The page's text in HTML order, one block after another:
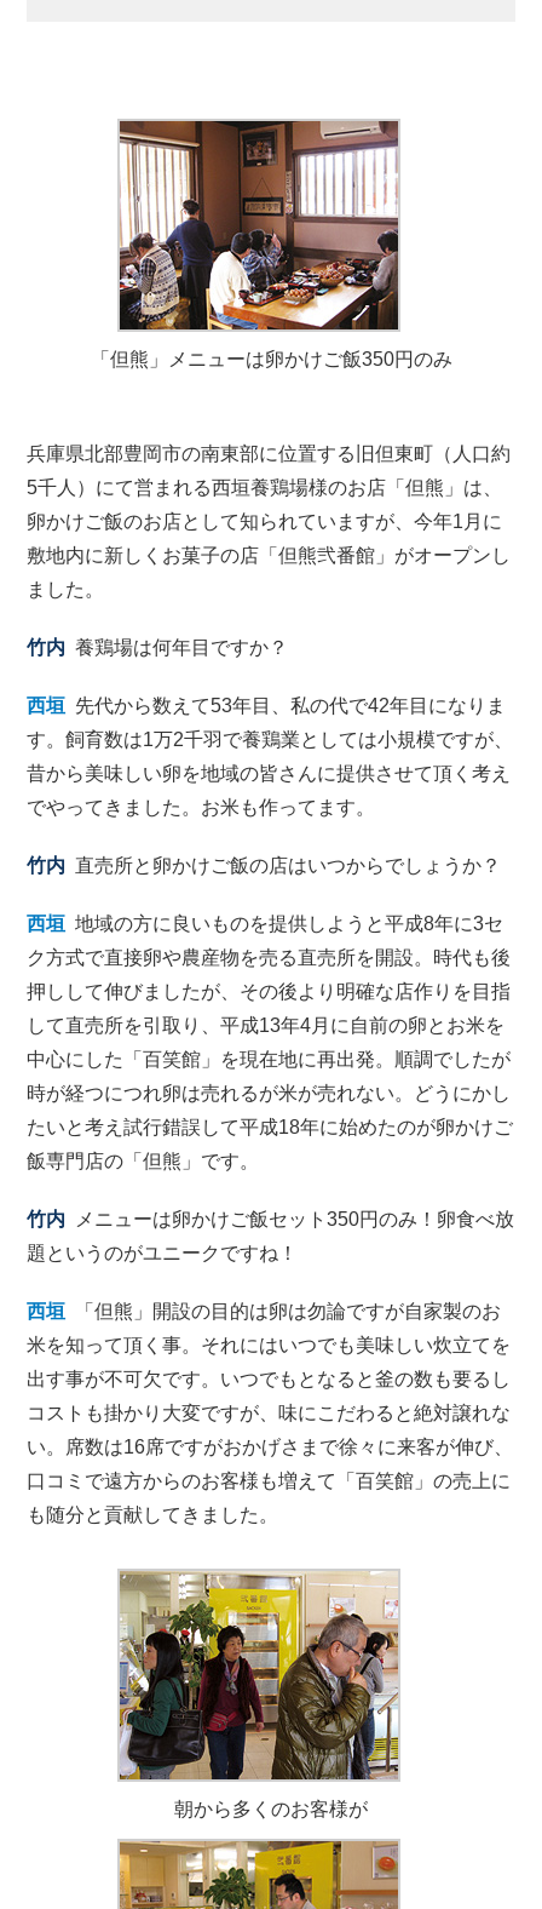
「但熊」メニューは卵かけご飯350円のみ
兵庫県北部豊岡市の南東部に位置する旧但東町（人口約
5千人）にて営まれる西垣養鶏場様のお店「但熊」は、
卵かけご飯のお店として知られていますが、今年1月に
敷地内に新しくお菓子の店「但熊弐番館」がオープンし
ました。
竹内 養鶏場は何年目ですか？
西垣 先代から数えて53年目、私の代で42年目になりま
す。飼育数は1万2千羽で養鶏業としては小規模ですが、
昔から美味しい卵を地域の皆さんに提供させて頂く考え
でやってきました。お米も作ってます。
竹内 直売所と卵かけご飯の店はいつからでしょうか？
西垣 地域の方に良いものを提供しようと平成8年に3セ
ク方式で直接卵や農産物を売る直売所を開設。時代も後
押しして伸びましたが、その後より明確な店作りを目指
して直売所を引取り、平成13年4月に自前の卵とお米を
中心にした「百笑館」を現在地に再出発。順調でしたが
時が経つにつれ卵は売れるが米が売れない。どうにかし
たいと考え試行錯誤して平成18年に始めたのが卵かけご
飯専門店の「但熊」です。
竹内 メニューは卵かけご飯セット350円のみ！卵食べ放
題というのがユニークですね！
西垣 「但熊」開設の目的は卵は勿論ですが自家製のお
米を知って頂く事。それにはいつでも美味しい炊立てを
出す事が不可欠です。いつでもとなると釜の数も要るし
コストも掛かり大変ですが、味にこだわると絶対譲れな
い。席数は16席ですがおかげさまで徐々に来客が伸び、
口コミで遠方からのお客様も増えて「百笑館」の売上に
も随分と貢献してきました。
朝から多くのお客様が